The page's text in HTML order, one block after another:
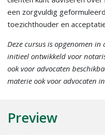
een zorgvuldig
toezichthouder en
Deze cursus is opgenomen in
initieel ontwikkeld voor
ook voor advocaten
materie ook voor advocaten
Preview